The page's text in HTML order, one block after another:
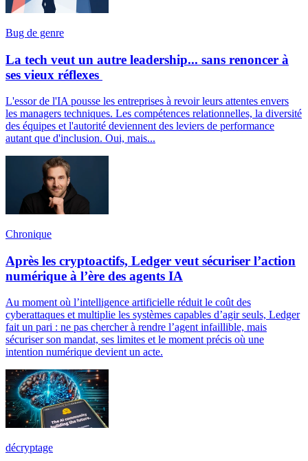
Bug de genre
La tech veut un autre leadership... sans renoncer à
ses vieux réflexes
L'essor de l'IA pousse les entreprises à revoir leurs attentes envers
les managers techniques. Les compétences relationnelles, la diversité
des équipes et l'autorité deviennent des leviers de performance
autant que d'inclusion. Oui, mais...
Chronique
Après les cryptoactifs, Ledger veut sécuriser l’action
numérique à l’ère des agents IA
Au moment où l’intelligence artificielle réduit le coût des
cyberattaques et multiplie les systèmes capables d’agir seuls, Ledger
fait un pari : ne pas chercher à rendre l’agent infaillible, mais
sécuriser son mandat, ses limites et le moment précis où une
intention numérique devient un acte.
décryptage